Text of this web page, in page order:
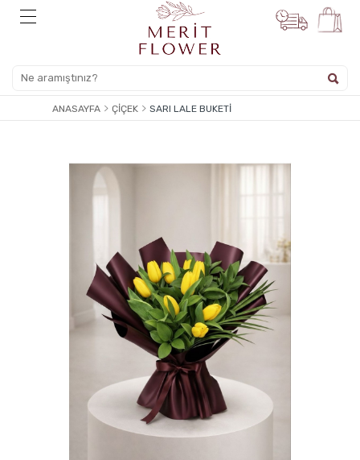
ANASAYFA ÇIÇEK SARI LALE BUKETI